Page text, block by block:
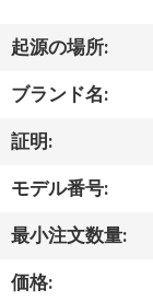
ビ
デ
オ
わ
起源の場所:
ブランド名:
証明:
モデル番号:
最小注文数量:
価格: